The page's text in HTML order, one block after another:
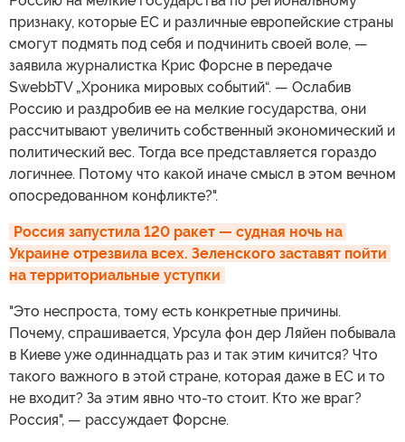
признаку, которые ЕС и различные европейские страны
смогут подмять под себя и подчинить своей воле, —
заявила журналистка Крис Форсне в передаче
SwebbTV „Хроника мировых событий“. — Ослабив
Россию и раздробив ее на мелкие государства, они
рассчитывают увеличить собственный экономический и
политический вес. Тогда все представляется гораздо
логичнее. Потому что какой иначе смысл в этом вечном
опосредованном конфликте?".
Россия запустила 120 ракет — судная ночь на
Украине отрезвила всех. Зеленского заставят пойти
на территориальные уступки
"Это неспроста, тому есть конкретные причины.
Почему, спрашивается, Урсула фон дер Ляйен побывала
в Киеве уже одиннадцать раз и так этим кичится? Что
такого важного в этой стране, которая даже в ЕС и то
не входит? За этим явно что-то стоит. Кто же враг?
Россия", — рассуждает Форсне.